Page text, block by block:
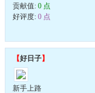
贡献值: 0 点
好评度: 0 点
【好日子】
新手上路